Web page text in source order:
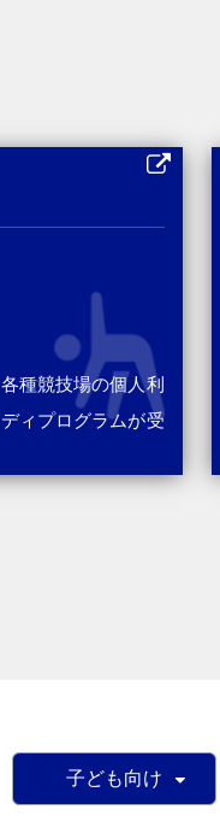
種競技場の個人利
ィプログラムが受
子ども向け